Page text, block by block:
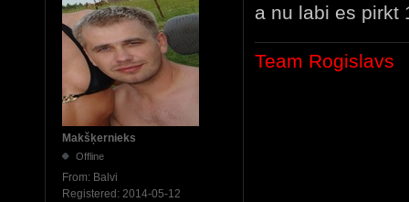
Makšķernieks
Offline
From: Balvi
Registered: 2014-05-12
a nu labi es pirkt
Team Rogislavs